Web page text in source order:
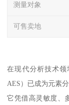
测量对象
可售卖地
在现代分析技术
AES）已成为元素
它凭借高灵敏度、